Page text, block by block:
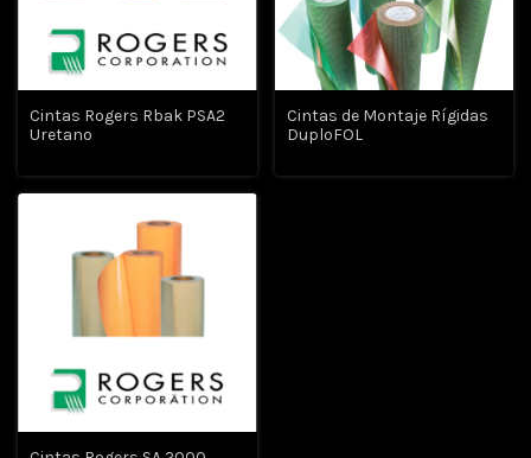
Cintas Rogers Rbak PSA2
Uretano
Cintas de Montaje Rígidas
DuploFOL